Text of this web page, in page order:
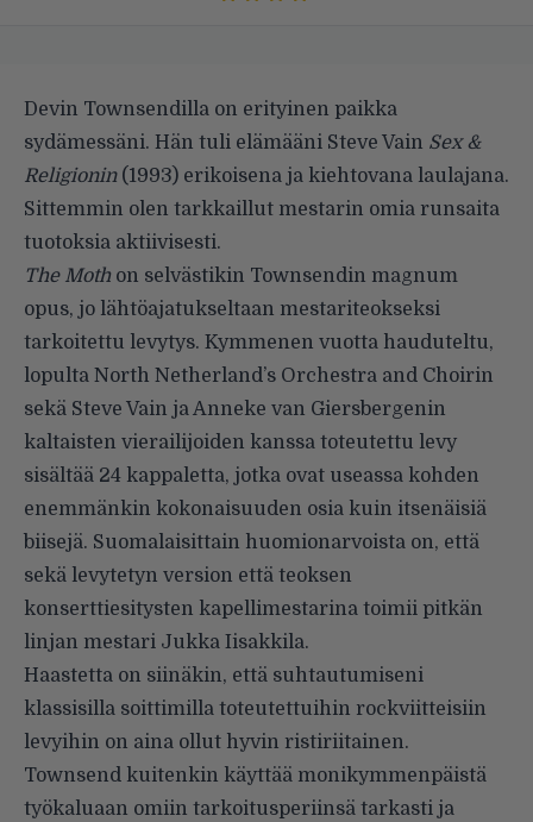
Devin Townsendilla on erityinen paikka
sydämessäni. Hän tuli elämääni Steve Vain Sex &
Religionin (1993) erikoisena ja kiehtovana laulajana.
Sittemmin olen tarkkaillut mestarin omia runsaita
tuotoksia aktiivisesti.
The Moth on selvästikin Townsendin magnum
opus, jo lähtö­ajatukseltaan mestariteokseksi
tarkoitettu levytys. Kymmenen vuotta hauduteltu,
lopulta North Netherland’s Orchestra and Choirin
sekä Steve Vain ja Anneke van Giersbergenin
kaltaisten vierailijoiden kanssa toteutettu levy
sisältää 24 kappaletta, jotka ovat useassa kohden
enemmänkin kokonaisuuden osia kuin itse­näisiä
biisejä. Suomalaisittain huomionarvoista on, että
sekä levytetyn version että teoksen
konserttiesitysten kapellimestarina toimii pitkän
linjan mestari Jukka Iisakkila.
Haastetta on siinäkin, että suhtautumiseni
klassisilla soittimilla toteutettuihin rockviitteisiin
levyihin on aina ollut hyvin ristiriitai­nen.
Townsend kuitenkin käyttää monikymmenpäistä
työkaluaan omiin tarkoitusperiinsä tarkasti ja